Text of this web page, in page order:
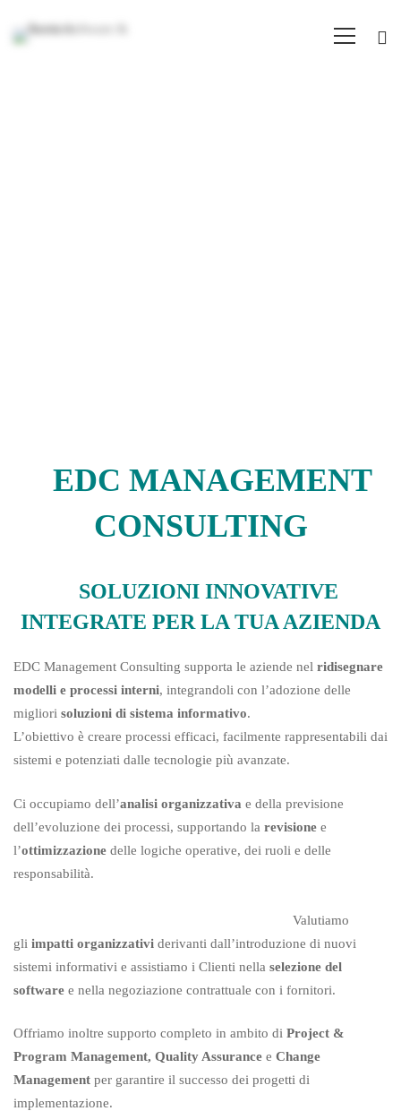
EDC MANAGEMENT
CONSULTING
SOLUZIONI INNOVATIVE
INTEGRATE PER LA TUA AZIENDA
EDC Management Consulting supporta le aziende nel ridisegnare
modelli e processi interni, integrandoli con l’adozione delle
migliori soluzioni di sistema informativo.
L’obiettivo è creare processi efficaci, facilmente rappresentabili dai
sistemi e potenziati dalle tecnologie più avanzate.
Ci occupiamo dell’analisi organizzativa e della previsione
dell’evoluzione dei processi, supportando la revisione e
l’ottimizzazione delle logiche operative, dei ruoli e delle
responsabilità.
Valutiamo
gli impatti organizzativi derivanti dall’introduzione di nuovi
sistemi informativi e assistiamo i Clienti nella selezione del
software e nella negoziazione contrattuale con i fornitori.
Offriamo inoltre supporto completo in ambito di Project &
Program Management, Quality Assurance e Change
Management per garantire il successo dei progetti di
implementazione.